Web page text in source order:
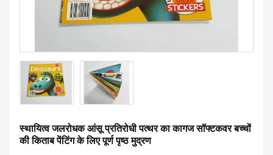
स्थायित्व जलरोधक आंसू प्रतिरोधी पत्थर का कागज सॉफ्टकवर बच्चों
की किताब पेंटिंग के लिए पूर्ण पृष्ठ मुद्रण